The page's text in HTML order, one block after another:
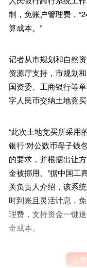
制，免账户管理费，
算成本。”
记者从市规划和自然
资源厅支持，市规划
国资委、工商银行等
字人民币交纳土地竞买
“此次土地竞买所采用
银行‘对公数币母子钱
的要求，并根据出让
金被挪用。”据中国工
关负责人介绍，该系
时到账且灵活计息，
理费，支持资金一键
金成本。
